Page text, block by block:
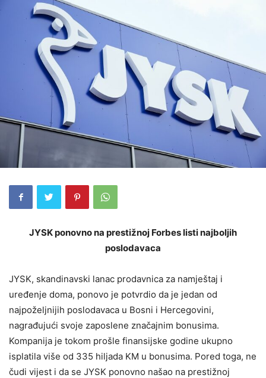
JYSK ponovno na prestižnoj Forbes listi najboljih
poslodavaca
JYSK, skandinavski lanac prodavnica za namještaj i
uređenje doma, ponovo je potvrdio da je jedan od
najpoželjnijih poslodavaca u Bosni i Hercegovini,
nagrađujući svoje zaposlene značajnim bonusima.
Kompanija je tokom prošle finansijske godine ukupno
isplatila više od 335 hiljada KM u bonusima. Pored toga, ne
čudi vijest i da se JYSK ponovno našao na prestižnoj